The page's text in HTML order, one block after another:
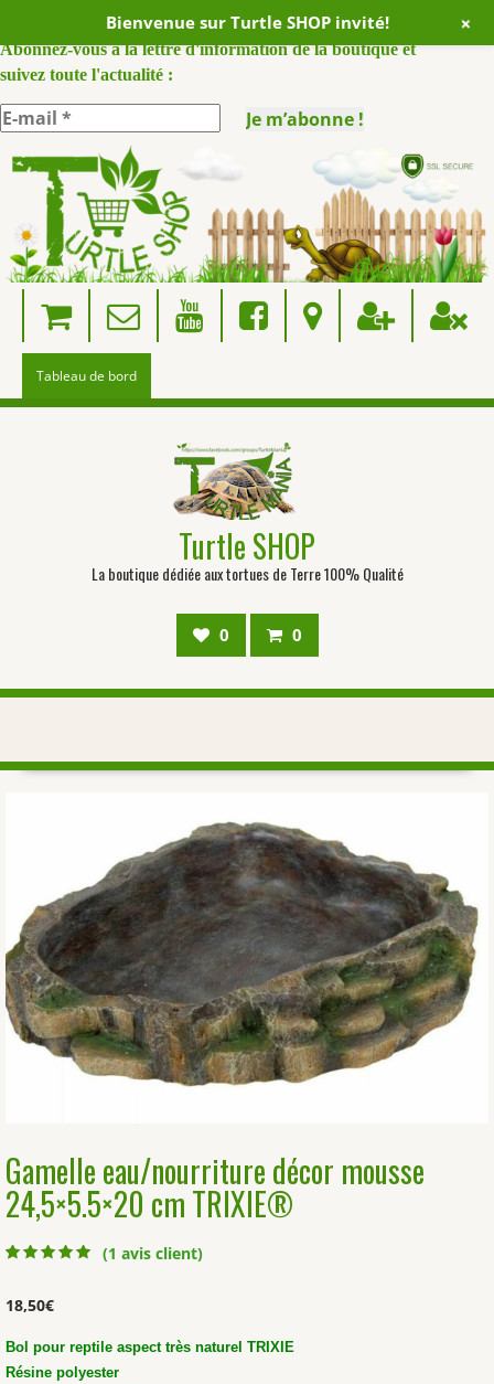
ABONNEZ VOUS A NOTRE NEWSLETTER :
Abonnez-vous à la lettre d'information de la boutique et
suivez toute l'actualité :
Skip
to
content
Tableau de bord
Turtle SHOP
La boutique dédiée aux tortues de Terre 100% Qualité
0 0
Gamelle eau/nourriture décor mousse
24,5×5.5×20 cm TRIXIE®
notation client
(1 avis client)
18,50€
Bol pour reptile aspect très naturel TRIXIE
Résine polyester
Bienvenue sur Turtle SHOP invité! +